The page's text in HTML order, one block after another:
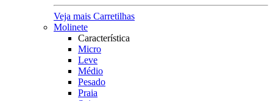
Veja mais Carretilhas
Molinete
Característica
Micro
Leve
Médio
Pesado
Praia